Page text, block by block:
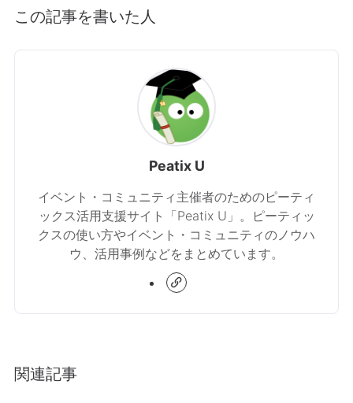
この記事を書いた人
Peatix U
イベント・コミュニティ主催者のためのピーティ
ックス活用支援サイト「Peatix U」。ピーティッ
クスの使い方やイベント・コミュニティのノウハ
ウ、活用事例などをまとめています。
関連記事